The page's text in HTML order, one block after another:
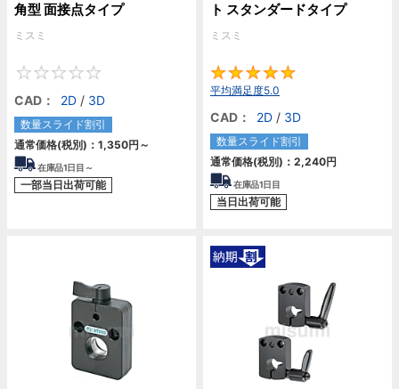
角型 面接点タイプ
ミスミ
CAD：
2D / 3D
数量スライド割引
通常価格(税別)： 1,350円 ～
在庫品1日目～
一部当日出荷可能
ト スタンダードタイプ
ミスミ
平均満足度5.0
CAD： 2D / 3D
数量スライド割引
通常価格(税別)： 2,240円
在庫品1日目
当日出荷可能